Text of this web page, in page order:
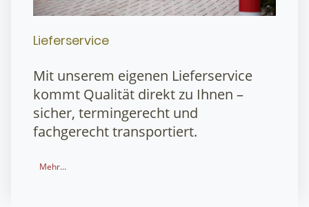
Lieferservice
Mit unserem eigenen Lieferservice
kommt Qualität direkt zu Ihnen –
sicher, termingerecht und
fachgerecht transportiert.
Mehr...